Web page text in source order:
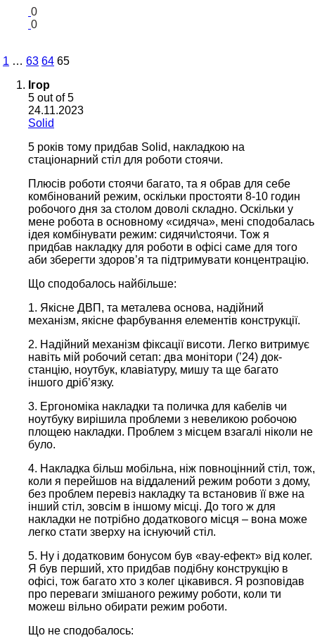
0
0
1 … 63 64 65
Ігор
5 out of 5
24.11.2023
Solid
5 років тому придбав Solid, накладкою на
стаціонарний стіл для роботи стоячи.
Плюсів роботи стоячи багато, та я обрав для себе
комбінований режим, оскільки простояти 8-10 годин
робочого дня за столом доволі складно. Оскільки у
мене робота в основному «сидяча», мені сподобалась
ідея комбінувати режим: сидячи\стоячи. Тож я
придбав накладку для роботи в офісі саме для того
аби зберегти здоров’я та підтримувати концентрацію.
Що сподобалось найбільше:
1. Якісне ДВП, та металева основа, надійний
механізм, якісне фарбування елементів конструкції.
2. Надійний механізм фіксації висоти. Легко витримує
навіть мій робочий сетап: два монітори (’24) док-
станцію, ноутбук, клавіатуру, мишу та ще багато
іншого дріб’язку.
3. Ергономіка накладки та поличка для кабелів чи
ноутбуку вирішила проблеми з невеликою робочою
площею накладки. Проблем з місцем взагалі ніколи не
було.
4. Накладка більш мобільна, ніж повноцінний стіл, тож,
коли я перейшов на віддалений режим роботи з дому,
без проблем перевіз накладку та встановив її вже на
інший стіл, зовсім в іншому місці. До того ж для
накладки не потрібно додаткового місця – вона може
легко стати зверху на існуючий стіл.
5. Ну і додатковим бонусом був «вау-ефект» від колег.
Я був перший, хто придбав подібну конструкцію в
офісі, тож багато хто з колег цікавився. Я розповідав
про переваги змішаного режиму роботи, коли ти
можеш вільно обирати режим роботи.
Що не сподобалось: